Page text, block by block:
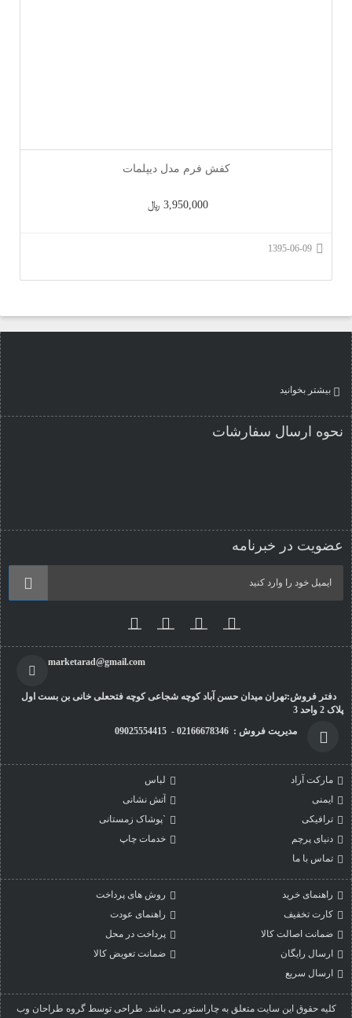
کفش فرم مدل دیپلمات
3,950,000 ﷼
1395-06-09
بیشتر بخوانید
نحوه ارسال سفارشات
عضویت در خبرنامه
marketarad@gmail.com
دفتر فروش:تهران میدان حسن آباد کوچه شجاعی کوچه فتحعلی خانی بن بست اول
پلاک 2 واحد 3
مدیریت فروش : 02166678346 - 09025554415
مارکت آراد
لباس
ایمنی
آتش نشانی
ترافیکی
`پوشاک زمستانی
دنیای پرچم
خدمات چاپ
تماس با ما
راهنمای خرید
روش های پرداخت
کارت تخفیف
راهنمای عودت
ضمانت اصالت کالا
پرداخت در محل
ارسال رایگان
ضمانت تعویض کالا
ارسال سریع
کليه حقوق اين سايت متعلق به چاراستور می باشد. طراحی توسط گروه طراحان وب